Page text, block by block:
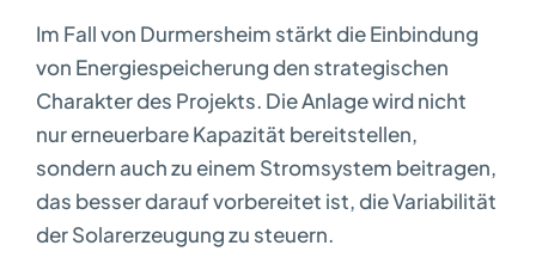
Im Fall von Durmersheim stärkt die Einbindung
von Energiespeicherung den strategischen
Charakter des Projekts. Die Anlage wird nicht
nur erneuerbare Kapazität bereitstellen,
sondern auch zu einem Stromsystem beitragen,
das besser darauf vorbereitet ist, die Variabilität
der Solarerzeugung zu steuern.